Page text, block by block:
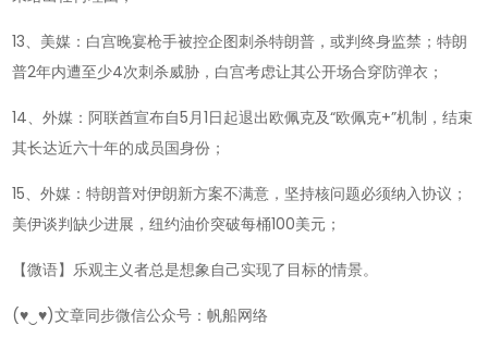
13、美媒：白宫晚宴枪手被控企图刺杀特朗普，或判终身监禁；特朗
普2年内遭至少4次刺杀威胁，白宫考虑让其公开场合穿防弹衣；
14、外媒：阿联酋宣布自5月1日起退出欧佩克及“欧佩克+”机制，结束
其长达近六十年的成员国身份；
15、外媒：特朗普对伊朗新方案不满意，坚持核问题必须纳入协议；
美伊谈判缺少进展，纽约油价突破每桶100美元；
【微语】乐观主义者总是想象自己实现了目标的情景。
(♥‿♥)文章同步微信公众号：帆船网络